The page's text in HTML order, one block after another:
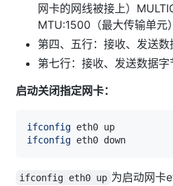
网卡的网线被接上）
MTU:1500（最大传输单元
第四、五行：接收、发送数
第七行：接收、发送数据字
启动关闭指定网卡：
ifconfig
ifconfig
ifconfig eth0 up 为启动网卡